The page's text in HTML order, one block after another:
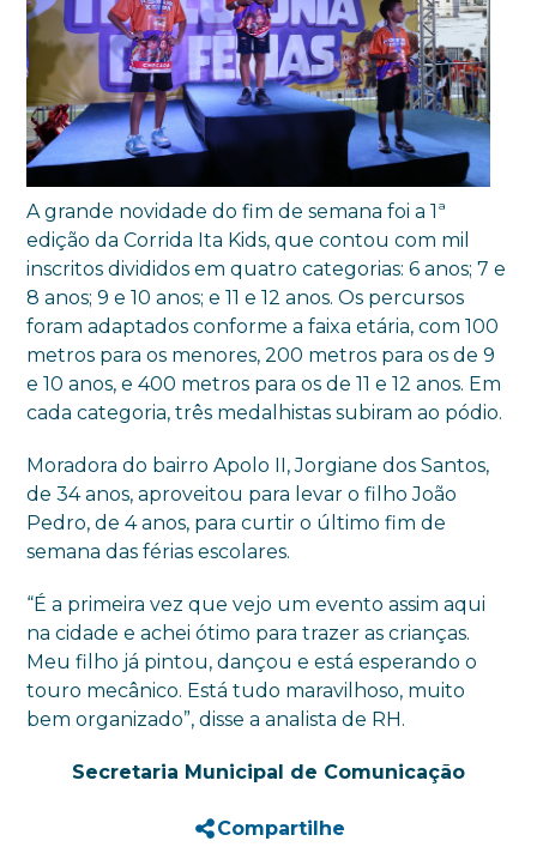
A grande novidade do fim de semana foi a 1ª
edição da Corrida Ita Kids, que contou com mil
inscritos divididos em quatro categorias: 6 anos; 7 e
8 anos; 9 e 10 anos; e 11 e 12 anos. Os percursos
foram adaptados conforme a faixa etária, com 100
metros para os menores, 200 metros para os de 9
e 10 anos, e 400 metros para os de 11 e 12 anos. Em
cada categoria, três medalhistas subiram ao pódio.
Moradora do bairro Apolo II, Jorgiane dos Santos,
de 34 anos, aproveitou para levar o filho João
Pedro, de 4 anos, para curtir o último fim de
semana das férias escolares.
“É a primeira vez que vejo um evento assim aqui
na cidade e achei ótimo para trazer as crianças.
Meu filho já pintou, dançou e está esperando o
touro mecânico. Está tudo maravilhoso, muito
bem organizado”, disse a analista de RH.
Secretaria Municipal de Comunicação
Compartilhe